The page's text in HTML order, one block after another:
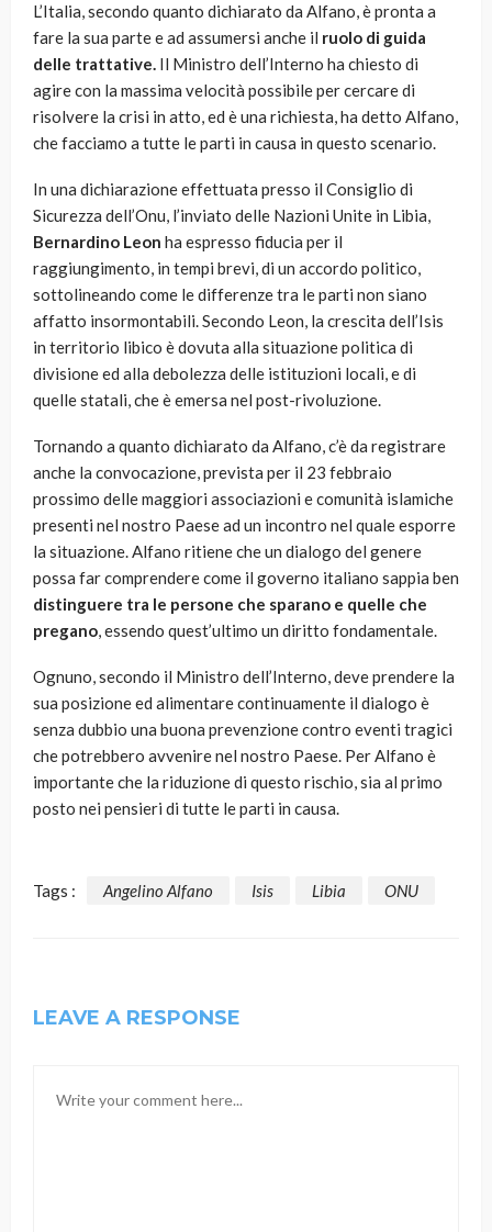
L’Italia, secondo quanto dichiarato da Alfano, è pronta a
fare la sua parte e ad assumersi anche il ruolo di guida
delle trattative. Il Ministro dell’Interno ha chiesto di
agire con la massima velocità possibile per cercare di
risolvere la crisi in atto, ed è una richiesta, ha detto Alfano,
che facciamo a tutte le parti in causa in questo scenario.
In una dichiarazione effettuata presso il Consiglio di
Sicurezza dell’Onu, l’inviato delle Nazioni Unite in Libia,
Bernardino Leon ha espresso fiducia per il
raggiungimento, in tempi brevi, di un accordo politico,
sottolineando come le differenze tra le parti non siano
affatto insormontabili. Secondo Leon, la crescita dell’Isis
in territorio libico è dovuta alla situazione politica di
divisione ed alla debolezza delle istituzioni locali, e di
quelle statali, che è emersa nel post-rivoluzione.
Tornando a quanto dichiarato da Alfano, c’è da registrare
anche la convocazione, prevista per il 23 febbraio
prossimo delle maggiori associazioni e comunità islamiche
presenti nel nostro Paese ad un incontro nel quale esporre
la situazione. Alfano ritiene che un dialogo del genere
possa far comprendere come il governo italiano sappia ben
distinguere tra le persone che sparano e quelle che
pregano, essendo quest’ultimo un diritto fondamentale.
Ognuno, secondo il Ministro dell’Interno, deve prendere la
sua posizione ed alimentare continuamente il dialogo è
senza dubbio una buona prevenzione contro eventi tragici
che potrebbero avvenire nel nostro Paese. Per Alfano è
importante che la riduzione di questo rischio, sia al primo
posto nei pensieri di tutte le parti in causa.
Tags : Angelino Alfano Isis Libia ONU
LEAVE A RESPONSE